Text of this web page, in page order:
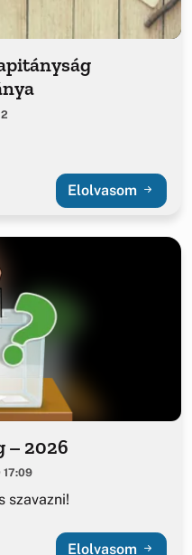
Elolvasom
– 2026
17:09
szavazni!
Elolvasom